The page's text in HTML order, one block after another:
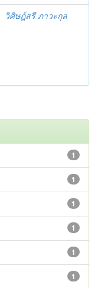
วิศิษฎ์สรี ภาวะกุล
1
1
1
1
1
1